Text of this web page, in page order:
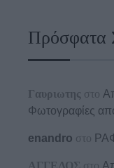
Πρόσφατα
Γαυριωτης στο
Φωτογραφίες
enandro στο
ΑΓΓΕΛΟΣ στο